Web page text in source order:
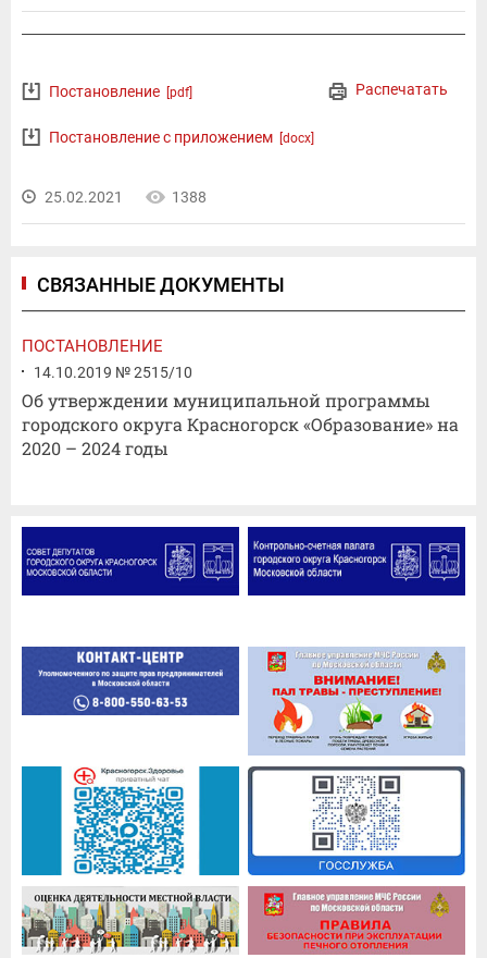
Распечатать
Постановление [pdf]
Постановление с приложением [docx]
25.02.2021 1388
СВЯЗАННЫЕ ДОКУМЕНТЫ
ПОСТАНОВЛЕНИЕ
14.10.2019 № 2515/10
Об утверждении муниципальной программы
городского округа Красногорск «Образование» на
2020 – 2024 годы